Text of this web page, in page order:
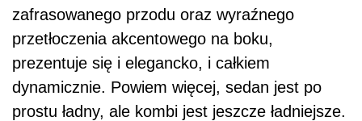
zafrasowanego przodu oraz wyraźnego
przetłoczenia akcentowego na boku,
prezentuje się i elegancko, i całkiem
dynamicznie. Powiem więcej, sedan jest po
prostu ładny, ale kombi jest jeszcze ładniejsze.